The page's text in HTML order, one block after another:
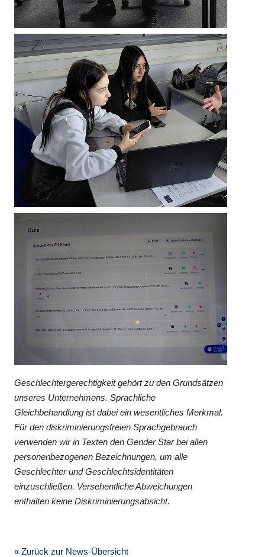
Geschlechtergerechtigkeit gehört zu den Grundsätzen
unseres Unternehmens. Sprachliche
Gleichbehandlung ist dabei ein wesentliches Merkmal.
Für den diskriminierungsfreien Sprachgebrauch
verwenden wir in Texten den Gender Star bei allen
personenbezogenen Bezeichnungen, um alle
Geschlechter und Geschlechtsidentitäten
einzuschließen. Versehentliche Abweichungen
enthalten keine Diskriminierungsabsicht.
« Zurück zur News-Übersicht